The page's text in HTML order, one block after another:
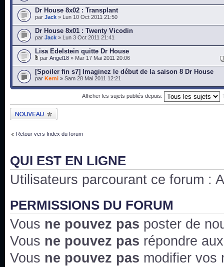
Dr House 8x02 : Transplant
par Jack » Lun 10 Oct 2011 21:50
Dr House 8x01 : Twenty Vicodin
par Jack » Lun 3 Oct 2011 21:41
Lisa Edelstein quitte Dr House
par Angel18 » Mar 17 Mai 2011 20:06
[Spoiler fin s7] Imaginez le début de la saison 8 Dr House
par Kerni » Sam 28 Mai 2011 12:21
Afficher les sujets publiés depuis:
Publier un nouveau
sujet
Retour vers Index du forum
QUI EST EN LIGNE
Utilisateurs parcourant ce forum :
PERMISSIONS DU FORUM
Vous ne pouvez pas poster de
Vous ne pouvez pas répondre
Vous ne pouvez pas modifier vos